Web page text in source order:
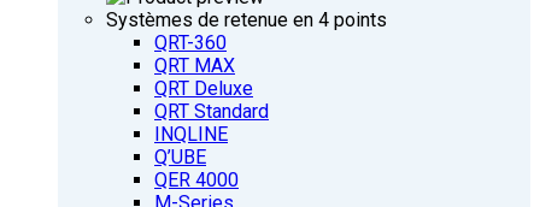
Systèmes de retenue en 4 points
QRT-360
QRT MAX
QRT Deluxe
QRT Standard
INQLINE
Q’UBE
QER 4000